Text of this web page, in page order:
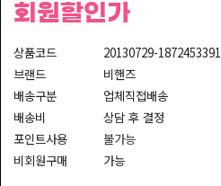
웨
딩
킹
기
프
트
모
회원할인가
상품코드
20130729-1872453391
브랜드
비핸즈
배송구분
업체직접배송
배송비
상담 후 결정
포인트사용
불가능
비회원구매
가능